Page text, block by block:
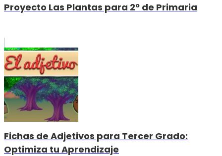
Proyecto Las Plantas para 2º de Primaria
Fichas de Adjetivos para Tercer Grado:
Optimiza tu Aprendizaje